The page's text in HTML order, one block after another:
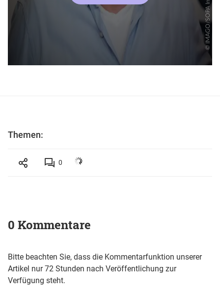
Themen:
0
0 Kommentare
Bitte beachten Sie, dass die Kommentarfunktion unserer
Artikel nur 72 Stunden nach Veröffentlichung zur
Verfügung steht.